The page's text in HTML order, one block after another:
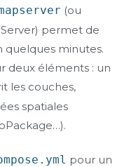
(ou
permet de
quelques minutes.
deux éléments : un
les couches,
spatiales
pour un